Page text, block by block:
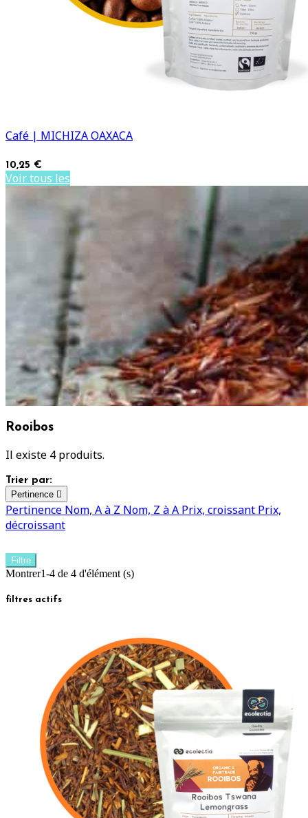
Café | MICHIZA OAXACA
10,25 €
Voir tous les
Rooibos
Il existe 4 produits.
Trier par:
Pertinence 
Pertinence Nom, A à Z Nom, Z à A Prix, croissant Prix,
décroissant
Filtre
Montrer1-4 de 4 d'élément (s)
filtres actifs